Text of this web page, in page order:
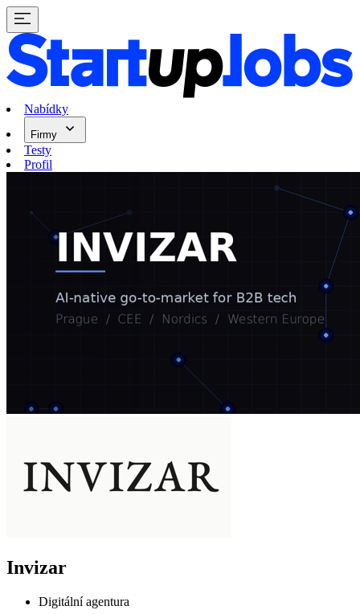
Nabídky
Firmy
Testy
Profil
Invizar
Digitální agentura